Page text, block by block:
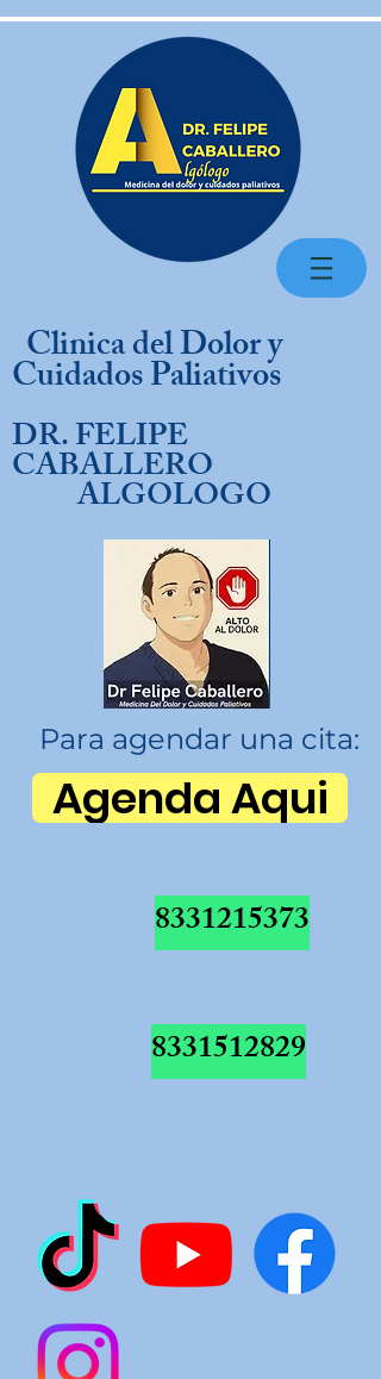
Clinica del Dolor y
Cuidados Paliativos
DR. FELIPE
CABALLERO
ALGOLOGO
Para agendar una cita:
Agenda Aqui
8331215373
8331512829